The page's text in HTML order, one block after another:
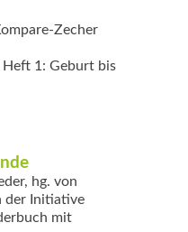
Zecher
Heft 1: Geburt bis
hg. von
der Initiative
mit